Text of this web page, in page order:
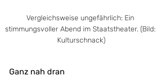
Vergleichsweise ungefährlich: Ein
stimmungsvoller Abend im Staatstheater. (Bild:
Kulturschnack)
Ganz nah dran